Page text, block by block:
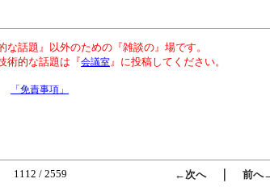
な話題』以外のための『雑談の』場です。
術的な話題は『会議室』に投稿してください。
「免責事項」
1112 / 2559 ←次へ｜ 前へ